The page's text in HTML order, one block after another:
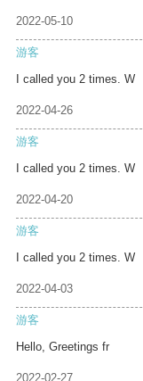
2022-05-10
游客
I called you 2 times. W
2022-04-26
游客
I called you 2 times. W
2022-04-20
游客
I called you 2 times. W
2022-04-03
游客
Hello, Greetings fr
2022-02-27